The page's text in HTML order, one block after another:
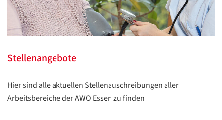
Stellenangebote
Hier sind alle aktuellen Stellenauschreibungen aller
Arbeitsbereiche der AWO Essen zu finden